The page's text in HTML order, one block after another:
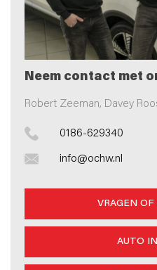
Neem contact met
Robert Zeeman, Davey
0186-629340
info@ochw.nl
VRAGEN OF
AUTO